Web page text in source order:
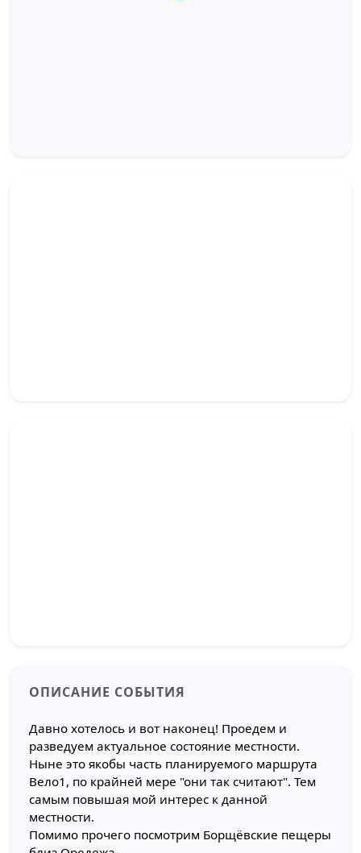
ОПИСАНИЕ СОБЫТИЯ
Давно хотелось и вот наконец! Проедем и
разведуем актуальное состояние местности.
Ныне это якобы часть планируемого маршрута
Вело1, по крайней мере "они так считают". Тем
самым повышая мой интерес к данной
местности.
Помимо прочего посмотрим Борщёвские пещеры